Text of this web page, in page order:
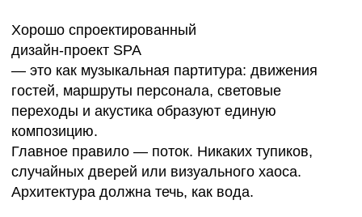
SPA-ОТЕЛИ: РОСКОШЬ,
КОТОРАЯ РАССЛАБЛЯЕТ
— это не просто дополнение к
Проекты SPA-отелей